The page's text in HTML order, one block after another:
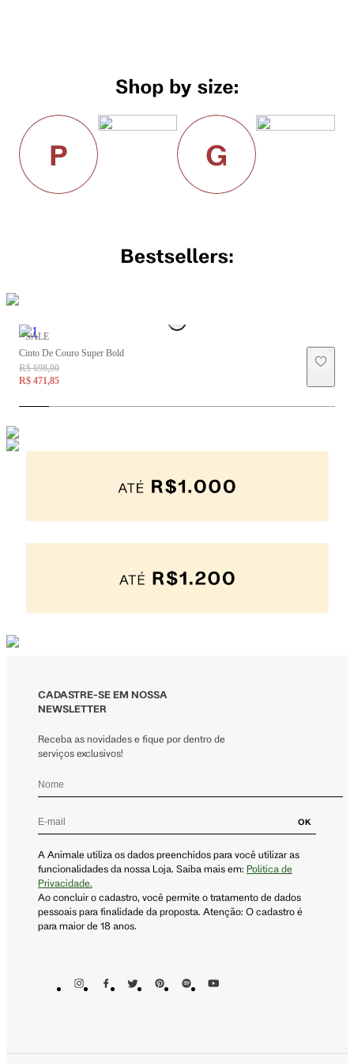
SALE
Cinto De Couro Super Bold
R$ 698,00
R$ 471,85
CADASTRE-SE EM NOSSA
NEWSLETTER
Receba as novidades e fique por dentro de
serviços exclusivos!
OK
A Animale utiliza os dados preenchidos para você utilizar as
funcionalidades da nossa Loja. Saiba mais em: Política de
Privacidade.
Ao concluir o cadastro, você permite o tratamento de dados
pessoais para finalidade da proposta. Atenção: O cadastro é
para maior de 18 anos.